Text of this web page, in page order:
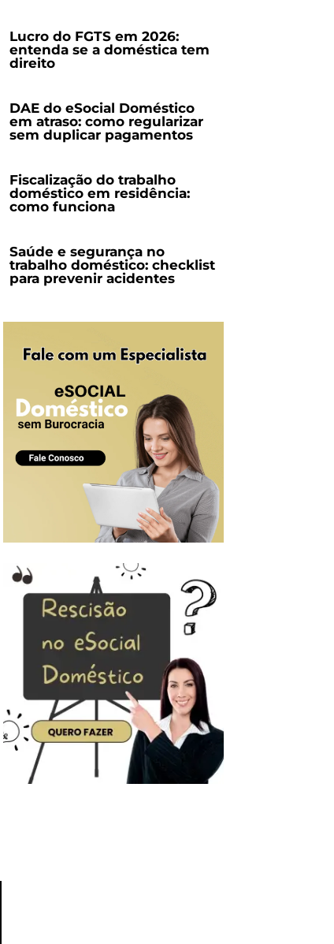
Lucro do FGTS em 2026:
entenda se a doméstica tem
direito
DAE do eSocial Doméstico
em atraso: como regularizar
sem duplicar pagamentos
Fiscalização do trabalho
doméstico em residência:
como funciona
Saúde e segurança no
trabalho doméstico: checklist
para prevenir acidentes